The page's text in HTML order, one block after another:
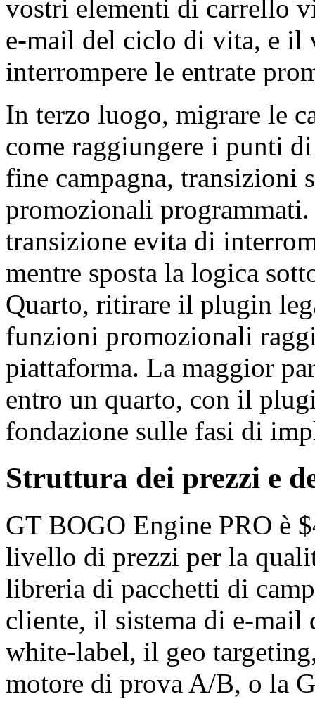
vostri elementi di carrello
e-mail del ciclo di vita, e il
interrompere le entrate
In terzo luogo, migrare le
come raggiungere i punti
fine campagna, transizioni
promozionali
transizione evita di
mentre sposta la logica
Quarto, ritirare il plugin
funzioni promozionali
piattaforma. La maggior
entro un quarto, con il
fondazione sulle fasi di
Struttura dei prezzi e
GT BOGO Engine PRO è
livello di prezzi per la
libreria di pacchetti di
cliente, il sistema di e-
white-label, il geo
motore di prova A/B, o la